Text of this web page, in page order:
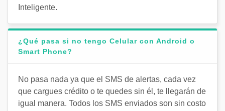
Inteligente.
¿Qué pasa si no tengo Celular con Android o
Smart Phone?
No pasa nada ya que el SMS de alertas, cada vez
que cargues crédito o te quedes sin él, te llegarán de
igual manera. Todos los SMS enviados son sin costo